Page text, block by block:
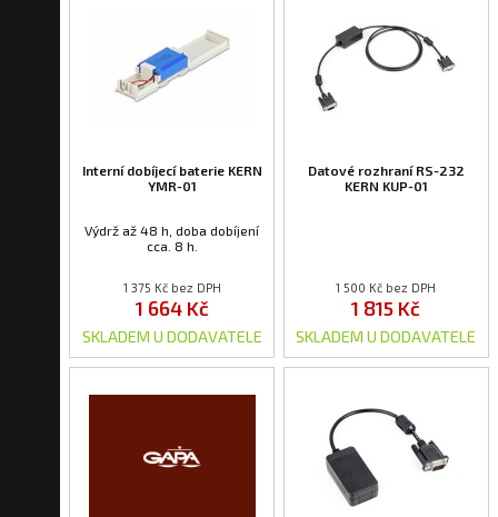
Interní dobíjecí baterie KERN
YMR-01
Výdrž až 48 h, doba dobíjení
cca. 8 h.
1 375 Kč bez DPH
1 664 Kč
SKLADEM U DODAVATELE
Datové rozhraní RS-232
KERN KUP-01
1 500 Kč bez DPH
1 815 Kč
SKLADEM U DODAVATELE